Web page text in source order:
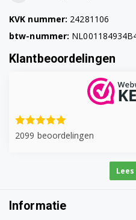
KVK nummer: 24281106
btw-nummer:
Klantbeoordelingen
2099 beoordelingen
Informatie